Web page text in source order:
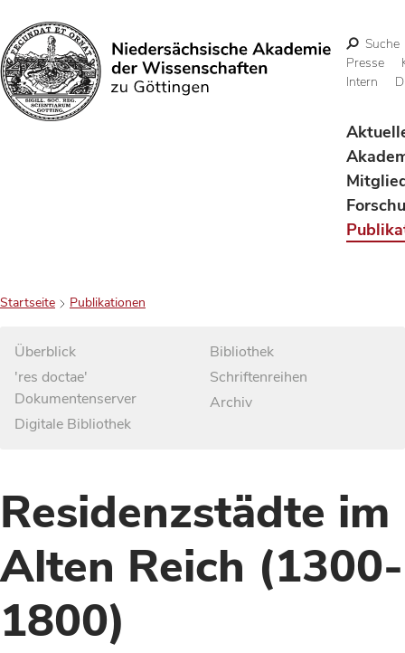
Suchen
Suche
Presse
Intern
Startseite Publikationen
Überblick
'res doctae'
Dokumentenserver
Digitale Bibliothek
Bibliothek
Schriftenreihen
Archiv
Residenzstädte im
Alten Reich (1300-
1800)